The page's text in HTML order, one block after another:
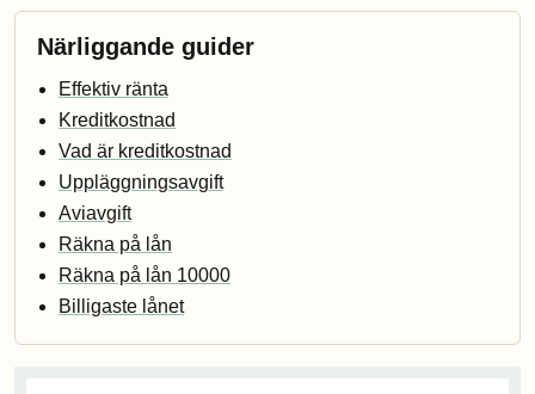
Närliggande guider
Effektiv ränta
Kreditkostnad
Vad är kreditkostnad
Uppläggningsavgift
Aviavgift
Räkna på lån
Räkna på lån 10000
Billigaste lånet